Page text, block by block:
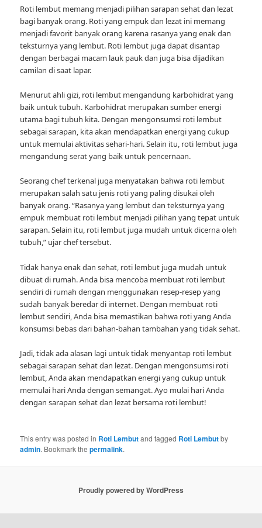
Roti lembut memang menjadi pilihan sarapan sehat dan lezat
bagi banyak orang. Roti yang empuk dan lezat ini memang
menjadi favorit banyak orang karena rasanya yang enak dan
teksturnya yang lembut. Roti lembut juga dapat disantap
dengan berbagai macam lauk pauk dan juga bisa dijadikan
camilan di saat lapar.
Menurut ahli gizi, roti lembut mengandung karbohidrat yang
baik untuk tubuh. Karbohidrat merupakan sumber energi
utama bagi tubuh kita. Dengan mengonsumsi roti lembut
sebagai sarapan, kita akan mendapatkan energi yang cukup
untuk memulai aktivitas sehari-hari. Selain itu, roti lembut juga
mengandung serat yang baik untuk pencernaan.
Seorang chef terkenal juga menyatakan bahwa roti lembut
merupakan salah satu jenis roti yang paling disukai oleh
banyak orang. “Rasanya yang lembut dan teksturnya yang
empuk membuat roti lembut menjadi pilihan yang tepat untuk
sarapan. Selain itu, roti lembut juga mudah untuk dicerna oleh
tubuh,” ujar chef tersebut.
Tidak hanya enak dan sehat, roti lembut juga mudah untuk
dibuat di rumah. Anda bisa mencoba membuat roti lembut
sendiri di rumah dengan menggunakan resep-resep yang
sudah banyak beredar di internet. Dengan membuat roti
lembut sendiri, Anda bisa memastikan bahwa roti yang Anda
konsumsi bebas dari bahan-bahan tambahan yang tidak sehat.
Jadi, tidak ada alasan lagi untuk tidak menyantap roti lembut
sebagai sarapan sehat dan lezat. Dengan mengonsumsi roti
lembut, Anda akan mendapatkan energi yang cukup untuk
memulai hari Anda dengan semangat. Ayo mulai hari Anda
dengan sarapan sehat dan lezat bersama roti lembut!
This entry was posted in Roti Lembutand tagged Roti Lembutby
admin. Bookmark thepermalink.
Proudly powered by WordPress